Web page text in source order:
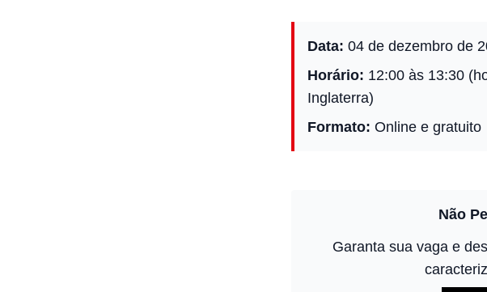
Data: 04 de dezembro de
Horário: 12:00 às 13:30
Inglaterra)
Formato: Online e gratuito
Não
Garanta sua vaga e